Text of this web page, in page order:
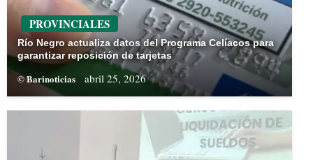
PROVINCIALES
Río Negro actualiza datos del Programa Celíacos para
garantizar reposición de tarjetas
© Barinoticias abril 25, 2026